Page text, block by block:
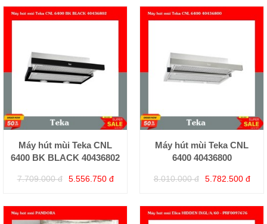
Máy hút mùi Teka CNL
6400 BK BLACK 40436802
7.709.000 đ 5.556.750 đ
Máy hút mùi Teka CNL
6400 40436800
8.010.000 đ 5.782.500 đ